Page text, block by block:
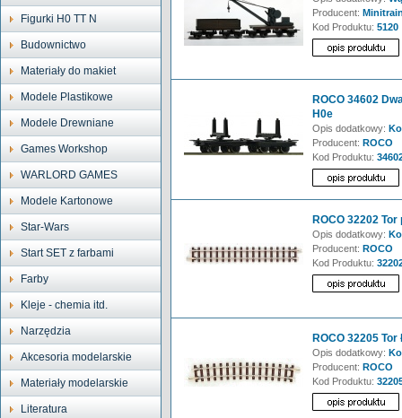
Figurki H0 TT N
Budownictwo
Materiały do makiet
Modele Plastikowe
Modele Drewniane
Games Workshop
WARLORD GAMES
Modele Kartonowe
Star-Wars
Start SET z farbami
Farby
Kleje - chemia itd.
Narzędzia
Akcesoria modelarskie
Materiały modelarskie
Literatura
Producent:
Kod Produktu: 5120
ROCO 34602
H0e
Opis dodatkowy:
Producent: ROCO
Kod Produktu:
ROCO 32202
Opis dodatkowy:
Producent: ROCO
Kod Produktu:
ROCO 32205 Tor
Opis dodatkowy:
Producent: ROCO
Kod Produktu: